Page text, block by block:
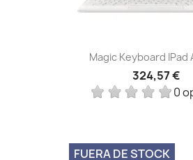
Magic Keyboard IPad
324,57 €
0
FUERA DE STOCK